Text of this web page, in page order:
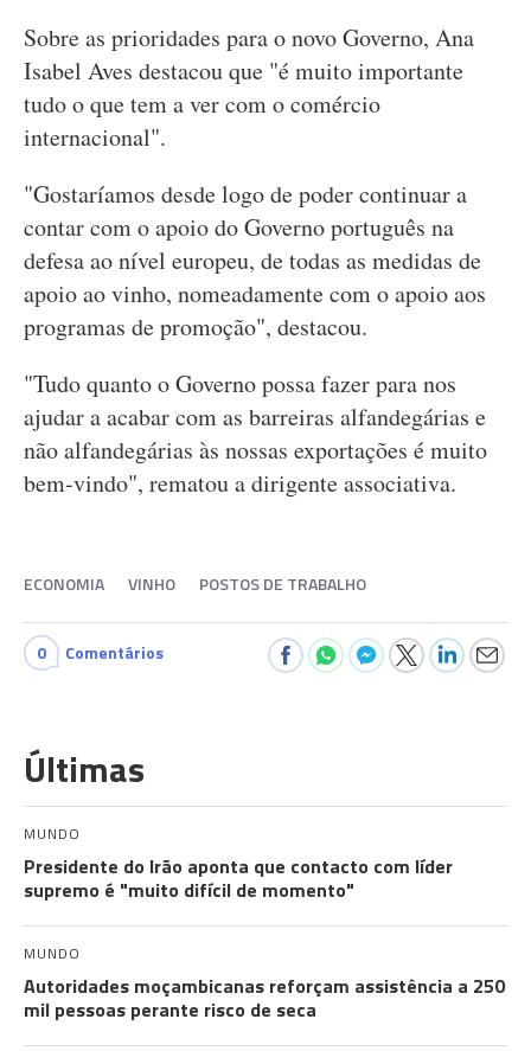
Sobre as prioridades para o novo Governo, Ana
Isabel Aves destacou que "é muito importante
tudo o que tem a ver com o comércio
internacional".
"Gostaríamos desde logo de poder continuar a
contar com o apoio do Governo português na
defesa ao nível europeu, de todas as medidas de
apoio ao vinho, nomeadamente com o apoio aos
programas de promoção", destacou.
"Tudo quanto o Governo possa fazer para nos
ajudar a acabar com as barreiras alfandegárias e
não alfandegárias às nossas exportações é muito
bem-vindo", rematou a dirigente associativa.
ECONOMIA VINHO POSTOS DE TRABALHO
0 Comentários
Últimas
MUNDO
Presidente do Irão aponta que contacto com líder
supremo é "muito difícil de momento"
MUNDO
Autoridades moçambicanas reforçam assistência a 250
mil pessoas perante risco de seca